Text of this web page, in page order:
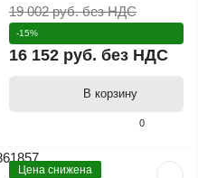
0
19 002 руб.без НДС
-15%
16 152 руб. без НДС
В корзину
Цена снижена